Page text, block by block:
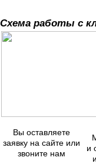
Схема работы с
Вы оставляете
заявку на сайте или
звоните нам
и